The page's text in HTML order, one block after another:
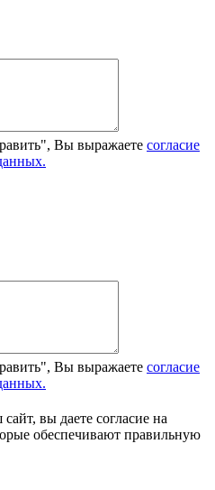
Вы выражаете согласие
Вы выражаете согласие
вы даете согласие на
обеспечивают правильную